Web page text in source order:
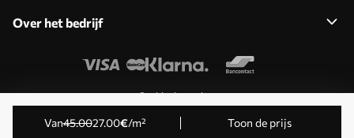
Van45.0027.00€/m² Toon de prijs
Over het bedrijf
Cookies bewerken
© 2011-2026 Uwalls . Alle rechten voorbehouden. Beheerd
door KLW Sp. z o.o. BTW-ID: PL9223057591.